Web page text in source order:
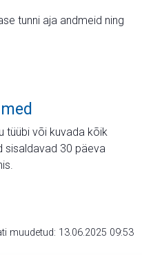
tunni aja andmeid ning
tüübi või kuvada kõik
sisaldavad 30 päeva
muudetud: 13.06.2025 09:53